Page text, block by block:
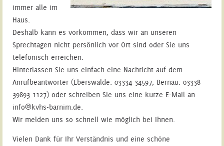
immer alle im
Haus.
Deshalb kann es vorkommen, dass wir an unseren
Sprechtagen nicht persönlich vor Ort sind oder Sie uns
telefonisch erreichen.
Hinterlassen Sie uns einfach eine Nachricht auf dem
Anrufbeantworter (Eberswalde: 03334 34597, Bernau: 03338
39893 1127) oder schreiben Sie uns eine kurze E-Mail an
info@kvhs-barnim.de.
Wir melden uns so schnell wie möglich bei Ihnen.
Vielen Dank für Ihr Verständnis und eine schöne